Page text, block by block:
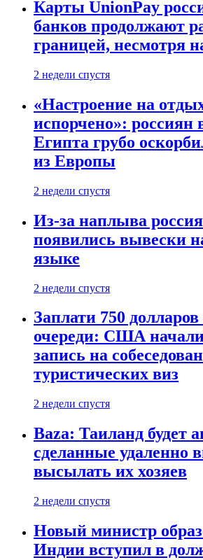
Карты UnionPay
банков продолжают
границей, несмотря
2 недели спустя
«Настроение на
испорчено»: россиян
Египта грубо
из Европы
2 недели спустя
Из-за наплыва
появились вывески
языке
2 недели спустя
Заплати 750
очереди: США начали
запись на
туристических виз
2 недели спустя
Baza: Таиланд будет
сделанные удаленно
высылать их хозяев
2 недели спустя
Новый министр
Индии вступил в